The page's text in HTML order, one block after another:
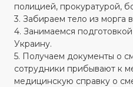
полицией, прокуратурой,
3. Забираем тело из морга
4. Занимаемся
Украину.
5. Получаем документы о
сотрудники прибывают к
медицинскую справку о